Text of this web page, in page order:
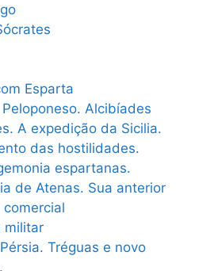
Esparta
Alcibíades
A expedição da Sicilia.
das hostilidades.
espartanas.
de Atenas. Sua anterior
militar
Tréguas e novo